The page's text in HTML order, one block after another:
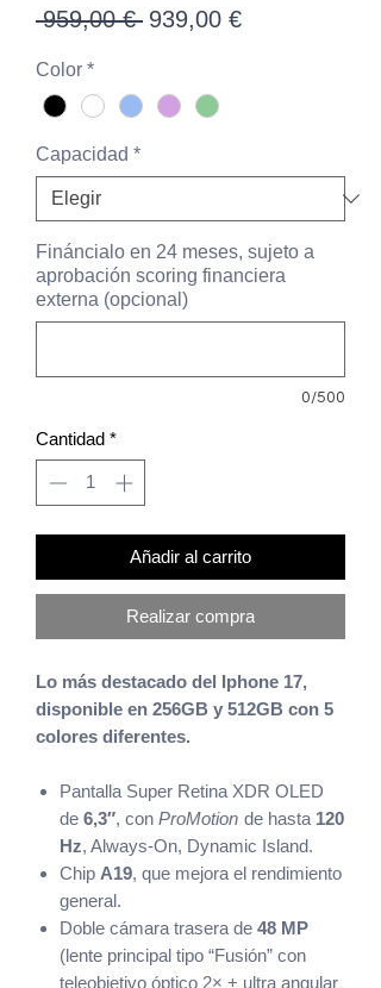
959,00 € Precio
939,00 €Precio
Color *
Capacidad *
Fináncialo en 24 meses, sujeto a
aprobación scoring financiera
externa (opcional)
0/500
Cantidad *
Añadir al carrito
Realizar compra
Lo más destacado del Iphone 17,
disponible en 256GB y 512GB con 5
colores diferentes.
Pantalla Super Retina XDR OLED
de 6,3″, con ProMotion de hasta 120
Hz, Always-On, Dynamic Island.
Chip A19, que mejora el rendimiento
general.
Doble cámara trasera de 48 MP
(lente principal tipo “Fusión” con
teleobjetivo óptico 2× + ultra angular